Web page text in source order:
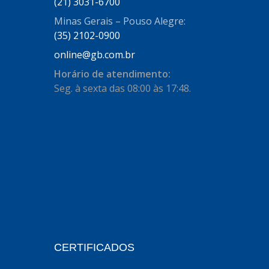
BECA FREIOS (25)
BOSAL
BRASMECK (656)
COMALTECH/JPEMA
Minas Gerais – Pouso Alegre:
(35) 2102-0900
online@gb.com.br
Horário de atendimento:
Seg. à sexta das 08:00 às 17:48.
CERTIFICADOS